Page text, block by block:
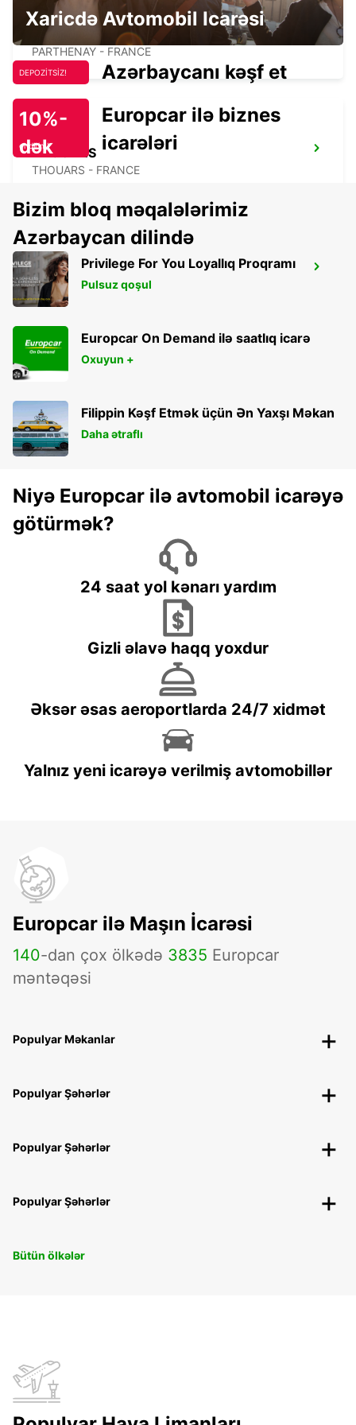
PARTHENAY
PARTHENAY - FRANCE
THOUARS
THOUARS - FRANCE
TOURS GARE ST PIERRE DES CORPS
SAINT PIERRE DES CORPS - FRANCE
Xaricdə Avtomobil Icarəsi
DEPOZİTSİZ! Azərbaycanı kəşf et
10%-
dək
endirim!
Europcar ilə biznes
icarələri
Bizim bloq məqalələrimiz
Azərbaycan dilində
Privilege For You Loyallıq Proqramı
Pulsuz qoşul
Europcar On Demand ilə saatlıq icarə
Oxuyun +
Filippin Kəşf Etmək üçün Ən Yaxşı Məkan
Daha ətraflı
Niyə Europcar ilə avtomobil icarəyə
götürmək?
24 saat yol kənarı yardım
Gizli əlavə haqq yoxdur
Əksər əsas aeroportlarda 24/7 xidmət
Yalnız yeni icarəyə verilmiş avtomobillər
Europcar ilə Maşın İcarəsi
140-dan çox ölkədə 3835 Europcar
məntəqəsi
Populyar Məkanlar
Populyar Şəhərlər
Populyar Şəhərlər
Populyar Şəhərlər
Bütün ölkələr